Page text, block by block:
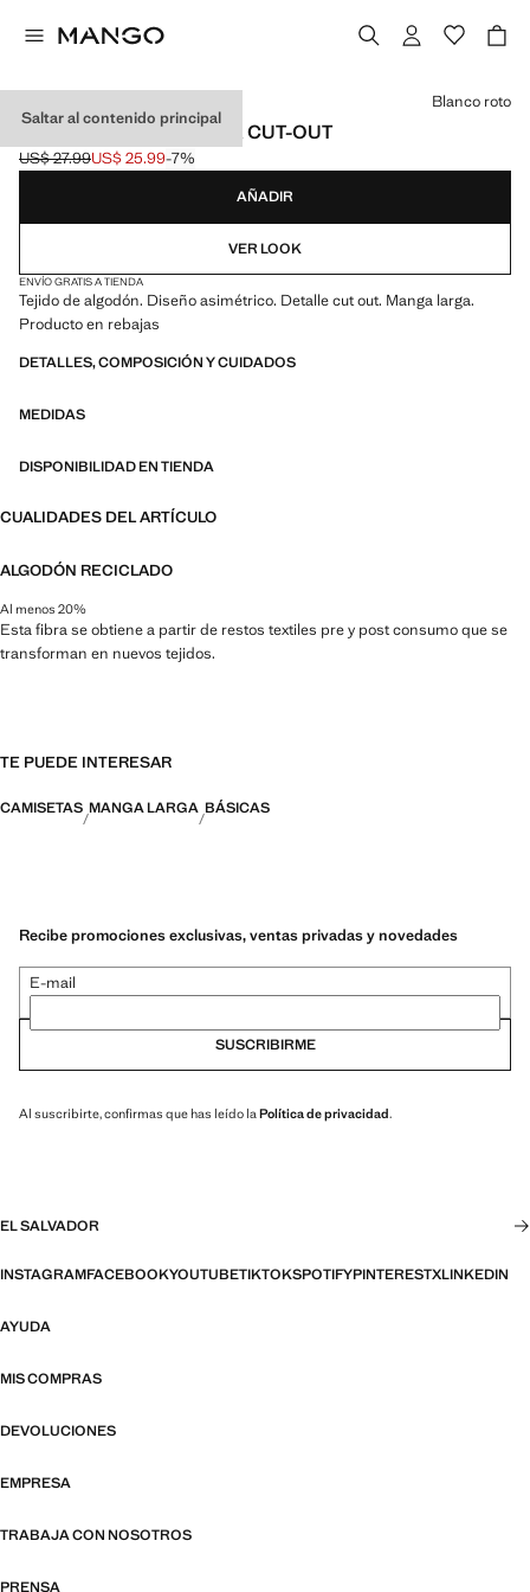
Saltar al contenido principal
CAMISETA ASIMÉTRICA CUT-OUT
Precio inicial tachado [US$ 27.99 ]
US$ 27.99
Precio actual [US$ 25.99 ]
US$ 25.99-7%
Selecciona un color
Blanco roto
AÑADIR
VER LOOK
ENVÍO GRATIS A TIENDA
Tejido de algodón. Diseño asimétrico. Detalle cut out. Manga larga.
Producto en rebajas
DETALLES, COMPOSICIÓN Y CUIDADOS
MEDIDAS
DISPONIBILIDAD EN TIENDA
CUALIDADES DEL ARTÍCULO
ALGODÓN RECICLADO
Al menos 20%
Esta fibra se obtiene a partir de restos textiles pre y post consumo que se
transforman en nuevos tejidos.
TE PUEDE INTERESAR
CAMISETAS MANGA LARGA BÁSICAS
Recibe promociones exclusivas, ventas privadas y novedades
E-mail
SUSCRIBIRME
Al suscribirte, confirmas que has leído laPolítica de privacidad.
EL SALVADOR
INSTAGRAMFACEBOOKYOUTUBETIKTOKSPOTIFYPINTERESTXLINKEDIN
AYUDA
MIS COMPRAS
DEVOLUCIONES
EMPRESA
TRABAJA CON NOSOTROS
PRENSA